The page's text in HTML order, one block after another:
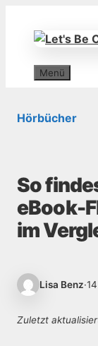
Inhalt
springen
Menü
Hörbücher
So
eBook-
im
Lisa Benz·
Zuletzt